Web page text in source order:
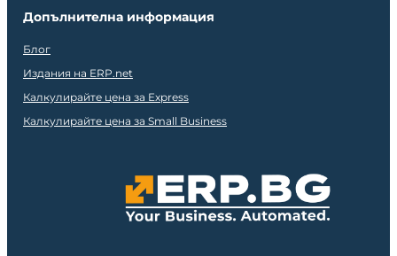
Допълнителна информация
Блог
Издания на ERP.net
Калкулирайте цена за Express
Калкулирайте цена за Small Business